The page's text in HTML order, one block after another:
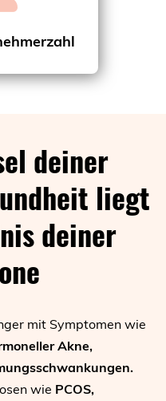
deiner
liegt
deiner
mit Symptomen wie
Akne,
wie PCOS,